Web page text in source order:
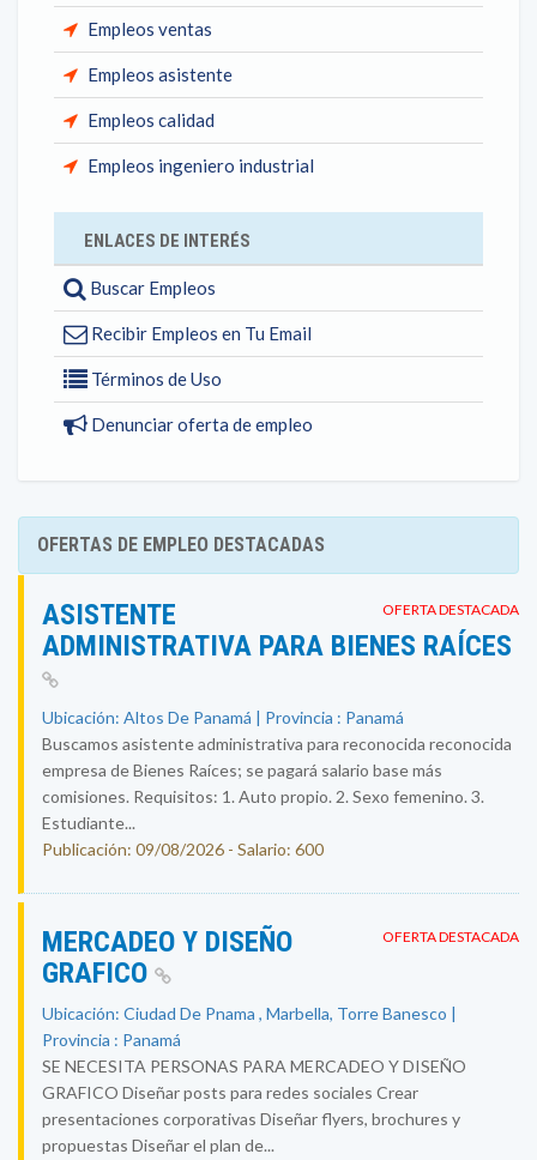
Empleos ventas
Empleos asistente
Empleos calidad
Empleos ingeniero industrial
ENLACES DE INTERÉS
Buscar Empleos
Recibir Empleos en Tu Email
Términos de Uso
Denunciar oferta de empleo
OFERTAS DE EMPLEO DESTACADAS
OFERTA DESTACADA
ASISTENTE
ADMINISTRATIVA PARA BIENES RAÍCES
Ubicación: Altos De Panamá | Provincia : Panamá
Buscamos asistente administrativa para reconocida reconocida
empresa de Bienes Raíces; se pagará salario base más
comisiones. Requisitos: 1. Auto propio. 2. Sexo femenino. 3.
Estudiante...
Publicación: 09/08/2026 - Salario: 600
OFERTA DESTACADA
MERCADEO Y DISEÑO
GRAFICO
Ubicación: Ciudad De Pnama , Marbella, Torre Banesco |
Provincia : Panamá
SE NECESITA PERSONAS PARA MERCADEO Y DISEÑO
GRAFICO Diseñar posts para redes sociales Crear
presentaciones corporativas Diseñar flyers, brochures y
propuestas Diseñar el plan de...